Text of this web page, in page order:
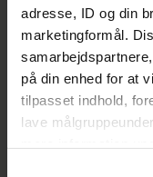
adresse, ID og din
marketingformål.
på din enhed for at
tilpasset indhold,
lave